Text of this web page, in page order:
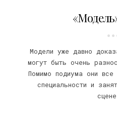
Модели уже давно
могут быть очень
Помимо подиума они все
специальности и